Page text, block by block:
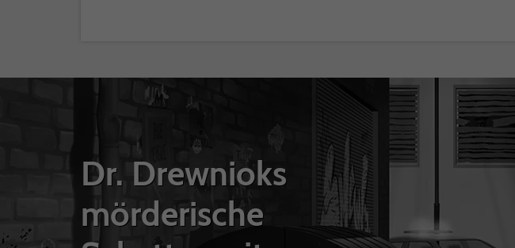
Dr. Drewnioks
mörderische